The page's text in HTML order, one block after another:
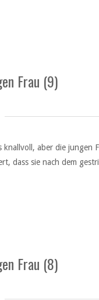
Frau (9)
aber die jungen
dass sie nach dem
Frau (8)